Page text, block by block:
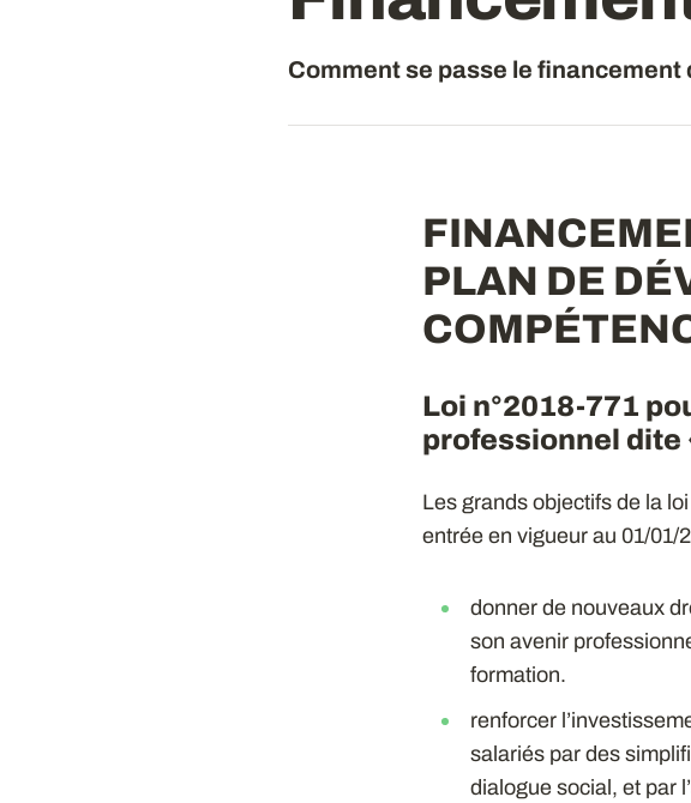
Comment se passe le financement
PLAN DE
Loi n°2018-771
professionnel dite
Les grands objectifs de la
entrée en vigueur au 01/01/
donner de nouveaux
son avenir
formation.
renforcer
salariés par des
dialogue social, et par